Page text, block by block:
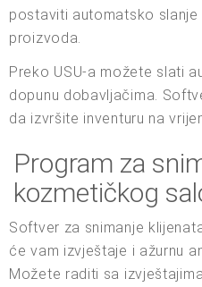
postaviti automatsko
proizvoda.
Preko USU-a možete slati
dopunu dobavljačima.
da izvršite inventuru na
Program za
kozmetičkog
Softver za snimanje
će vam izvještaje i ažurnu
Možete raditi sa